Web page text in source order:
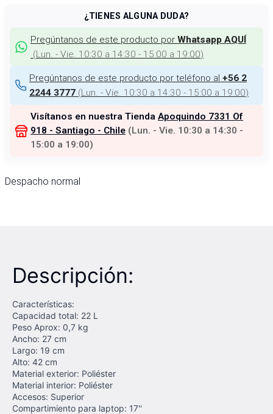
¿TIENES ALGUNA DUDA?
Pregúntanos de este producto por Whatsapp AQUÍ
(Lun. - Vie. 10:30 a 14:30 - 15:00 a 19:00)
Pregúntanos de este producto por teléfono al +56 2
2244 3777 (Lun. - Vie. 10:30 a 14:30 - 15:00 a 19:00)
Visítanos en nuestra Tienda Apoquindo 7331 Of
918 - Santiago - Chile (Lun. - Vie. 10:30 a 14:30 -
15:00 a 19:00)
Despacho normal
Descripción:
Características:
Capacidad total: 22 L
Peso Aprox: 0,7 kg
Ancho: 27 cm
Largo: 19 cm
Alto: 42 cm
Material exterior: Poliéster
Material interior: Poliéster
Accesos: Superior
Compartimiento para laptop: 17''